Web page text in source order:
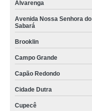
Alvarenga
Avenida Nossa Senhora do
Sabará
Brooklin
Campo Grande
Capão Redondo
Cidade Dutra
Cupecê